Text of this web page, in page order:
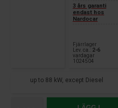
3 års garanti
endast hos
Nardocar
Fjärrlager
Lev. ca.:
2-6
vardagar
1024504
up to 88 kW, except Diesel